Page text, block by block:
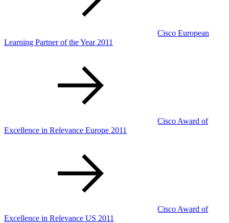
Cisco European
Learning Partner of the Year 2011
Cisco Award of
Excellence in Relevance Europe 2011
Cisco Award of
Excellence in Relevance US 2011